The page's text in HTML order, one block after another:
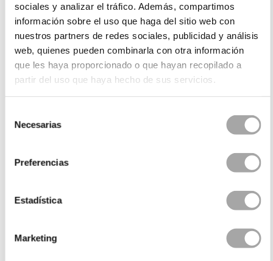
sociales y analizar el tráfico. Además, compartimos
información sobre el uso que haga del sitio web con
nuestros partners de redes sociales, publicidad y análisis
web, quienes pueden combinarla con otra información
que les haya proporcionado o que hayan recopilado a
partir del uso que haya hecho de sus servicios.
Necesarias
Preferencias
Estadística
Marketing
TERMIN VEREINBAREN